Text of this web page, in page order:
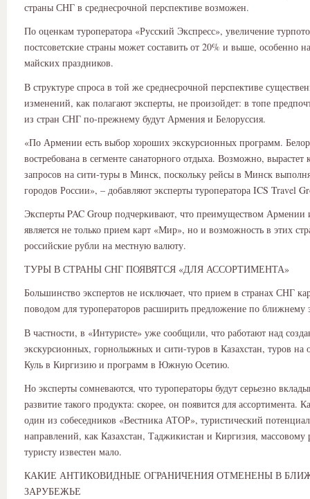
страны СНГ в среднесрочной перспективе возможен.
По оценкам туроператора «Русский Экспресс», увеличение
постсоветские страны может составить от 20% и выше, особенно
майских праздников.
В структуре спроса в той же среднесрочной перспективе
изменений, как полагают эксперты, не произойдет: в топе
из стран СНГ по-прежнему будут Армения и Белоруссия.
«По Армении есть выбор хороших экскурсионных программ.
востребована в сегменте санаторного отдыха. Возможно, вырастет
запросов на сити-туры в Минск, поскольку рейсы в Минск
городов России», – добавляют эксперты туроператора ICS Travel
Эксперты PAC Group подчеркивают, что преимуществом Армении
является не только прием карт «Мир», но и возможность в этих
российские рубли на местную валюту.
ТУРЫ В СТРАНЫ СНГ ПОЯВЯТСЯ «ДЛЯ АССОРТИМЕНТА»
Большинство экспертов не исключает, что прием в странах СНГ
поводом для туроператоров расширить предложение по ближнему
В частности, в «Интуристе» уже сообщили, что работают над
экскурсионных, горнолыжных и сити-туров в Казахстан, туров на
Куль в Киргизию и программ в Южную Осетию.
Но эксперты сомневаются, что туроператоры будут серьезно
развитие такого продукта: скорее, он появится для ассортимента.
один из собеседников «Вестника АТОР», туристический
направлений, как Казахстан, Таджикистан и Киргизия, массовому
туристу известен мало.
КАКИЕ АНТИКОВИДНЫЕ ОГРАНИЧЕНИЯ ОТМЕНЕНЫ В
ЗАРУБЕЖЬЕ